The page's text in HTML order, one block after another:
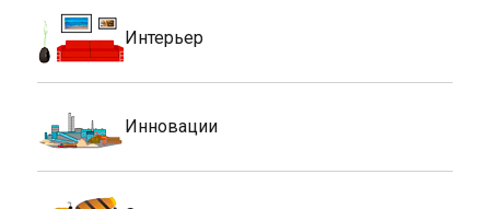
Интерьер
Инновации